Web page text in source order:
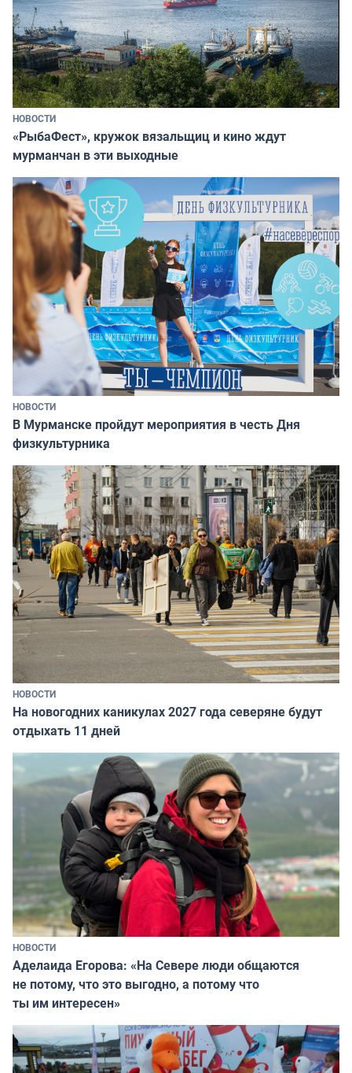
НОВОСТИ
«РыбаФест», кружок вязальщиц и кино ждут
мурманчан в эти выходные
НОВОСТИ
В Мурманске пройдут мероприятия в честь Дня
физкультурника
НОВОСТИ
На новогодних каникулах 2027 года северяне будут
отдыхать 11 дней
НОВОСТИ
Аделаида Егорова: «На Севере люди общаются
не потому, что это выгодно, а потому что
ты им интересен»